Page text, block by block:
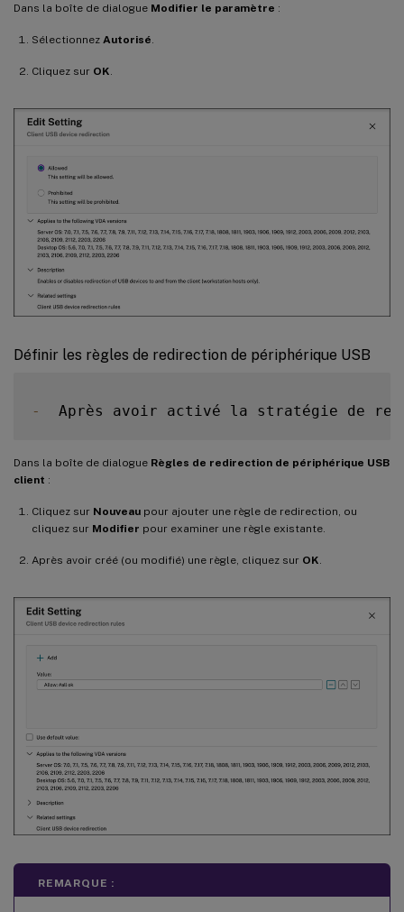
Dans la boîte de dialogue Modifier le paramètre :
Sélectionnez Autorisé
Cliquez sur OK
Définir les règles de redirection de périphérique USB
-
Après avoir activé la stratégie de
Dans la boîte de dialogue Règles de redirection de périphérique USB
client :
Cliquez sur Nouveau pour ajouter une règle de redirection, ou
cliquez sur Modifier pour examiner une règle existante.
Après avoir créé (ou modifié) une règle, cliquez sur OK
REMARQUE :